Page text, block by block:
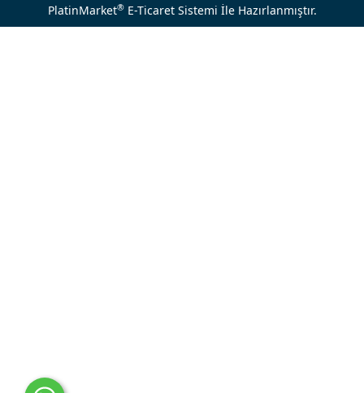
PlatinMarket®E-Ticaret Sistemi İle Hazırlanmıştır.